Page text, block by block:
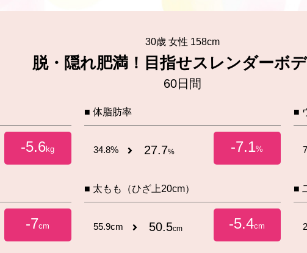
30歳 女性 158cm
脱・隠れ肥満！目指せスレンダーボ
60日間
-5.6kg
■ 体脂肪率
34.8% 27.7% -7.1%
■
-7cm
■ 太もも（ひざ上20cm）
55.9cm 50.5cm -5.4cm
■